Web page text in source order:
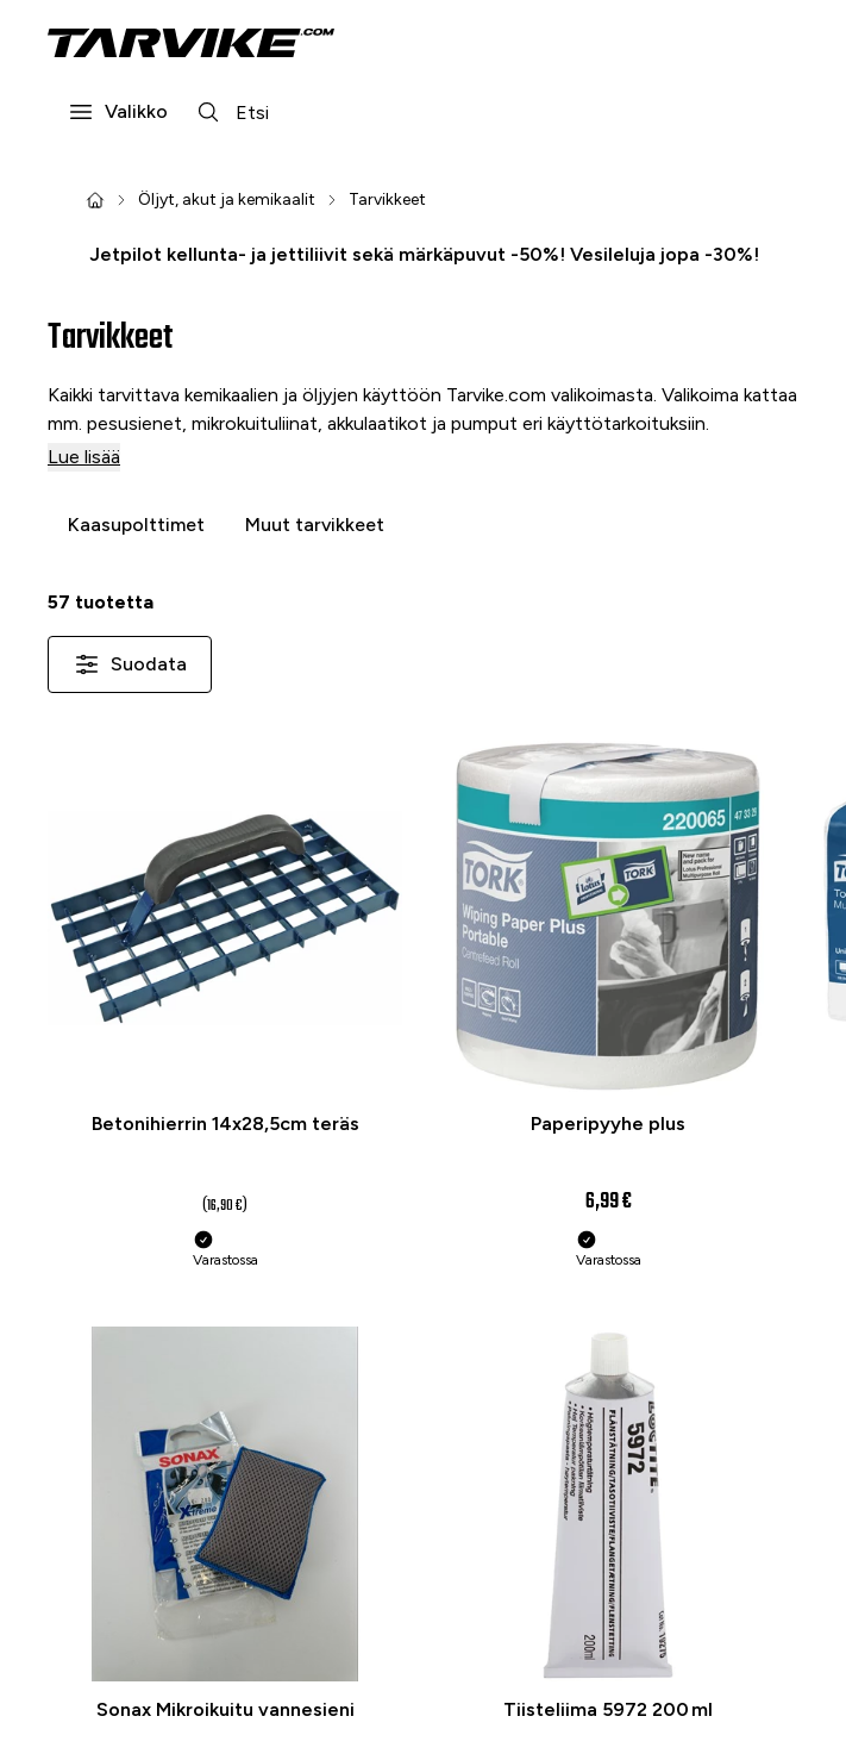
Valikko
Öljyt, akut ja kemikaalit Tarvikkeet
Jetpilot kellunta- ja jettiliivit sekä märkäpuvut -50%! Vesileluja jopa -30%!
Tarvikkeet
Kaikki tarvittava kemikaalien ja öljyjen käyttöön Tarvike.com valikoimasta. Valikoima kattaa
mm. pesusienet, mikrokuituliinat, akkulaatikot ja pumput eri käyttötarkoituksiin.
Lue lisää
Kaasupolttimet Muut tarvikkeet
57 tuotetta
Suodata
Betonihierrin 14x28,5cm teräs
(16,90 €)
Varastossa
Paperipyyhe plus
6,99 €
Varastossa
Sonax Mikroikuitu vannesieni Tiisteliima 5972 200 ml